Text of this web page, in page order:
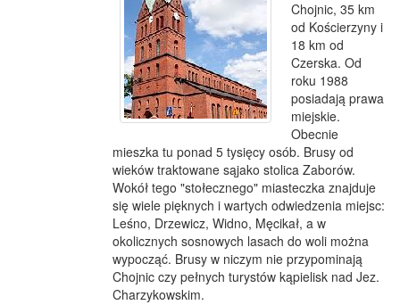
Chojnic, 35 km
od Kościerzyny i
18 km od
Czerska. Od
roku 1988
posiadają prawa
miejskie.
Obecnie
mieszka tu ponad 5 tysięcy osób. Brusy od
wieków traktowane sąjako stolica Zaborów.
Wokół tego "stołecznego" miasteczka znajduje
się wiele pięknych i wartych odwiedzenia miejsc:
Leśno, Drzewicz, Widno, Męcikał, a w
okolicznych sosnowych lasach do woli można
wypocząć. Brusy w niczym nie przypominają
Chojnic czy pełnych turystów kąpielisk nad Jez.
Charzykowskim.